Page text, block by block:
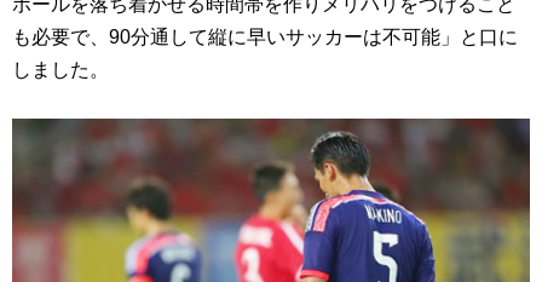
ボールを落ち着かせる時間帯を作りメリハリをつけること
も必要で、90分通して縦に早いサッカーは不可能」と口に
しました。